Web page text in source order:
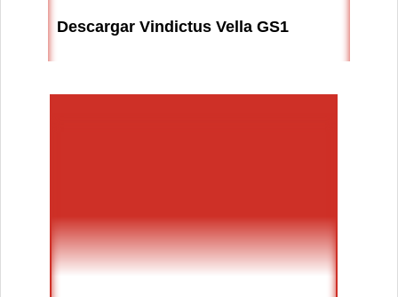
Descargar Vindictus Vella GS1